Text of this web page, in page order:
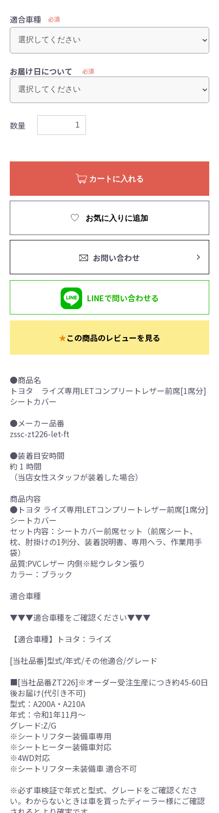
適合車種 必須
お届け日について 必須
数量
カートに入れる
お気に入りに追加
お問い合わせ
LINEで問い合わせる
★この商品のレビューを見る
●商品名
トヨタ ライズ専用LETコンプリートレザー前席[1席分]
シートカバー
●メーカー品番
zssc-zt226-let-ft
●装着目安時間
約 1 時間
（当店女性スタッフが装着した場合）
商品内容
●トヨタ ライズ専用LETコンプリートレザー前席[1席分]
シートカバー
セット内容：シートカバー前席セット（前席シート、
枕、肘掛けの1列分、装着説明書、専用ヘラ、作業用手
袋）
品質:PVCレザー 内側※総ウレタン張り
カラー：ブラック
適合車種
▼▼▼適合車種をご確認ください▼▼▼
【適合車種】トヨタ：ライズ
[当社品番]型式/年式/その他適合/グレード
■[当社品番ZT226]※オーダー受注生産につき約45-60日
後お届け(代引き不可)
型式：A200A・A210A
年式：令和1年11月～
グレード:Z/G
※シートリフター装備車専用
※シートヒーター装備車対応
※4WD対応
※シートリフター未装備車 適合不可
※必ず車検証で年式と型式、グレードをご確認くださ
い。わからないときは車を買ったディーラー様にご確認